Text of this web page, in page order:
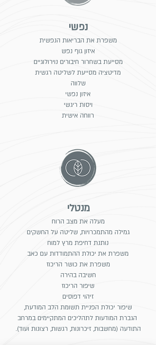
נפשי
משפרת את הבריאות הנפשית
איזון גוף נפש
מסייעת בשחרור חיבורים נוירולוגיים
מדיטציה מסייעת לשליטה רגשית
שלווה
איזון נפשי
ויסות ריגשי
רווחה אישית
מנטלי
מעלה את מצב הרוח
גמילה מהתמכרויות, שליטה על החשקים
נותנת דחיפת מרץ למוח
משפרת את יכולת ההתמודדות עם כאב
משפרת את כושר הריכוז
חשיבה בהירה
שיפור הריכוז
זיהוי דפוסים
שיפור יכולת הפניית תשומת הלב המודעת,
הגברת המודעות לתהליכים המתקיימים במרחב
התודעה (מחשבות, זיכרונות, רגשות, רצונות ועוד).